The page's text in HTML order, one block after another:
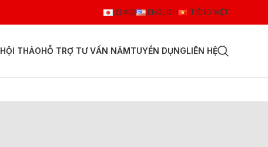
日本語 ENGLISH TIẾNG VIỆT
HỘI THẢOHỖ TRỢ TƯ VẤN NĂMTUYỂN DỤNGLIÊN HỆ